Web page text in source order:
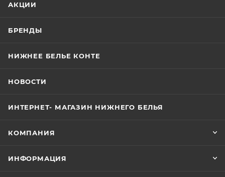
АКЦИИ
БРЕНДЫ
НИЖНЕЕ БЕЛЬЕ КОНТЕ
НОВОСТИ
ИНТЕРНЕТ- МАГАЗИН НИЖНЕГО БЕЛЬЯ
КОМПАНИЯ
ИНФОРМАЦИЯ